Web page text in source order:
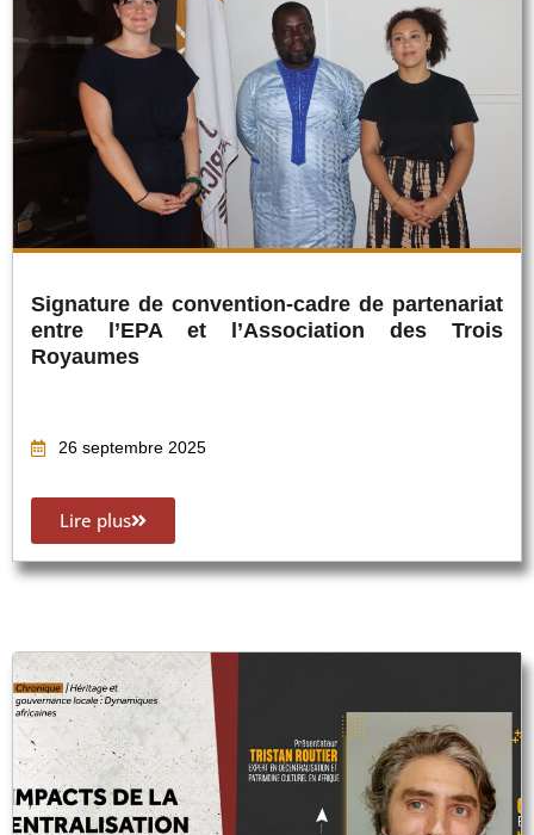
Signature de convention-cadre de partenariat
entre l’EPA et l’Association des Trois
Royaumes
26 septembre 2025
Lire plus